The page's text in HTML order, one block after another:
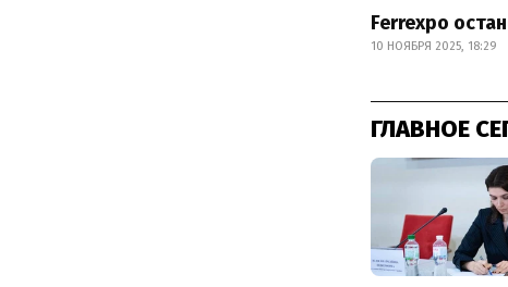
Ferrexpo
10 НОЯБРЯ 2025, 18:29
ГЛАВНОЕ